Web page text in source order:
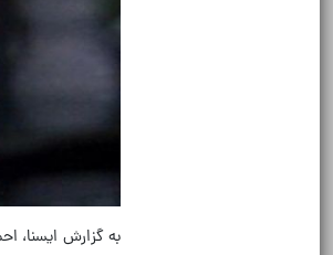
به گزارش ایسنا،